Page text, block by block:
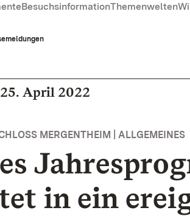
BesuchsinformationThemenwelten
April 2022
MERGENTHEIM | ALLGEMEINES
in ein